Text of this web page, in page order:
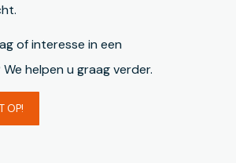
of interesse in een
helpen u graag verder.
OP!